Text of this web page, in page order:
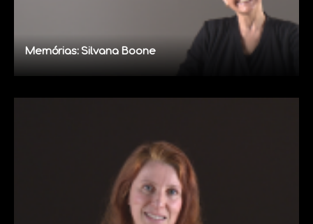
Memórias: Silvana Boone